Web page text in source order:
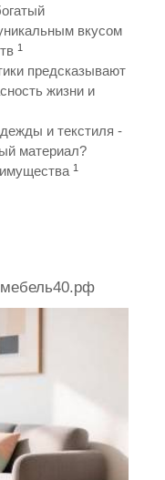
вкусом
1
предсказывают
жизни и
и текстиля -
материал?
1